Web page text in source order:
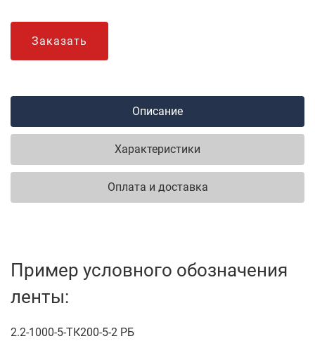
Заказать
Описание
Характеристики
Оплата и доставка
Пример условного обозначения
ленты:
2.2-1000-5-ТК200-5-2 РБ